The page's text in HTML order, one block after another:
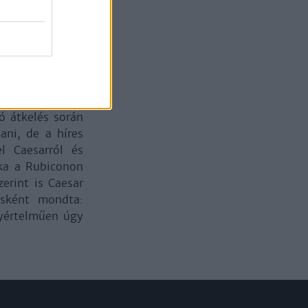
csak ekkor
előre
az átkelés
átkelés során
de a híres
Caesarról és
a Rubiconon
is Caesar
mondta:
úgy